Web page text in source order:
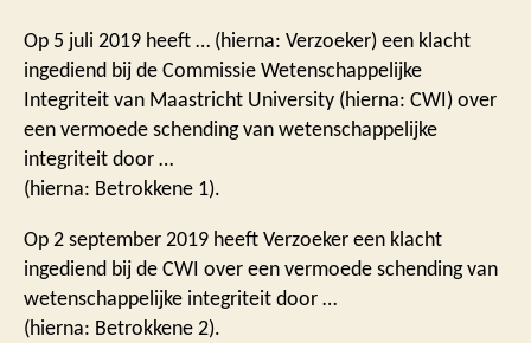
Op 5 juli 2019 heeft … (hierna: Verzoeker) een klacht
ingediend bij de Commissie Wetenschappelijke
Integriteit van Maastricht University (hierna: CWI) over
een vermoede schending van wetenschappelijke
integriteit door …
(hierna: Betrokkene 1).
Op 2 september 2019 heeft Verzoeker een klacht
ingediend bij de CWI over een vermoede schending van
wetenschappelijke integriteit door …
(hierna: Betrokkene 2).